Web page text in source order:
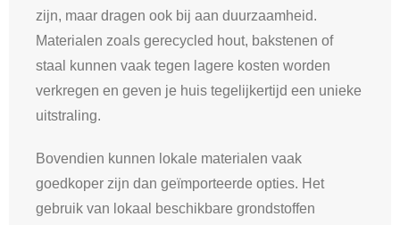
zijn, maar dragen ook bij aan duurzaamheid.
Materialen zoals gerecycled hout, bakstenen of
staal kunnen vaak tegen lagere kosten worden
verkregen en geven je huis tegelijkertijd een unieke
uitstraling.
Bovendien kunnen lokale materialen vaak
goedkoper zijn dan geïmporteerde opties. Het
gebruik van lokaal beschikbare grondstoffen